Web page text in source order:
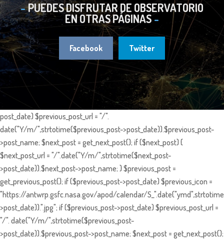
PUEDES DISFRUTAR DE OBSERVATORIO
EN OTRAS PÁGINAS
Facebook Twitter
post_date) $previous_post_url = "/".
date("Y/m/",strtotime($previous_post->post_date)).$previous_post-
>post_name; $next_post = get_next_post(); if ($next_post) {
$next_post_url = "/".date("Y/m/",strtotime($next_post-
>post_date)).$next_post->post_name; } $previous_post =
get_previous_post(); if ($previous_post->post_date) $previous_icon =
"https://antwrp.gsfc.nasa.gov/apod/calendar/
>post_date)).".jpg"; if ($previous_post->post_date) $previous_post_url =
"/". date("Y/m/",strtotime($previous_post-
>post_date)).$previous_post->post_name; $next_post = get_next_post();